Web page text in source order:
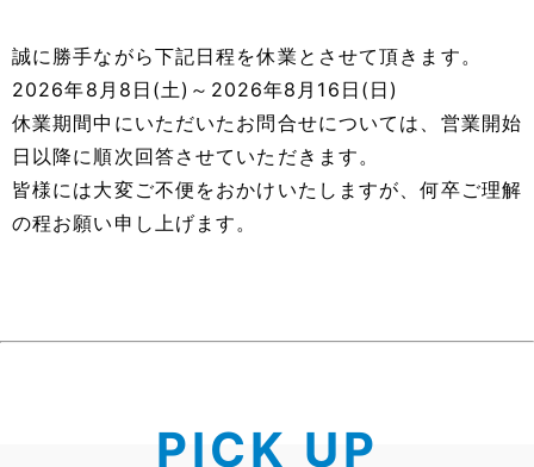
誠に勝手ながら下記日程を休業とさせて頂きます。
2026年8月8日(土)～2026年8月16日(日)
休業期間中にいただいたお問合せについては、営業開始
日以降に順次回答させていただきます。
皆様には大変ご不便をおかけいたしますが、何卒ご理解
の程お願い申し上げます。
PICK UP